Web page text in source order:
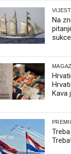
VIJESTI
Na
Kava